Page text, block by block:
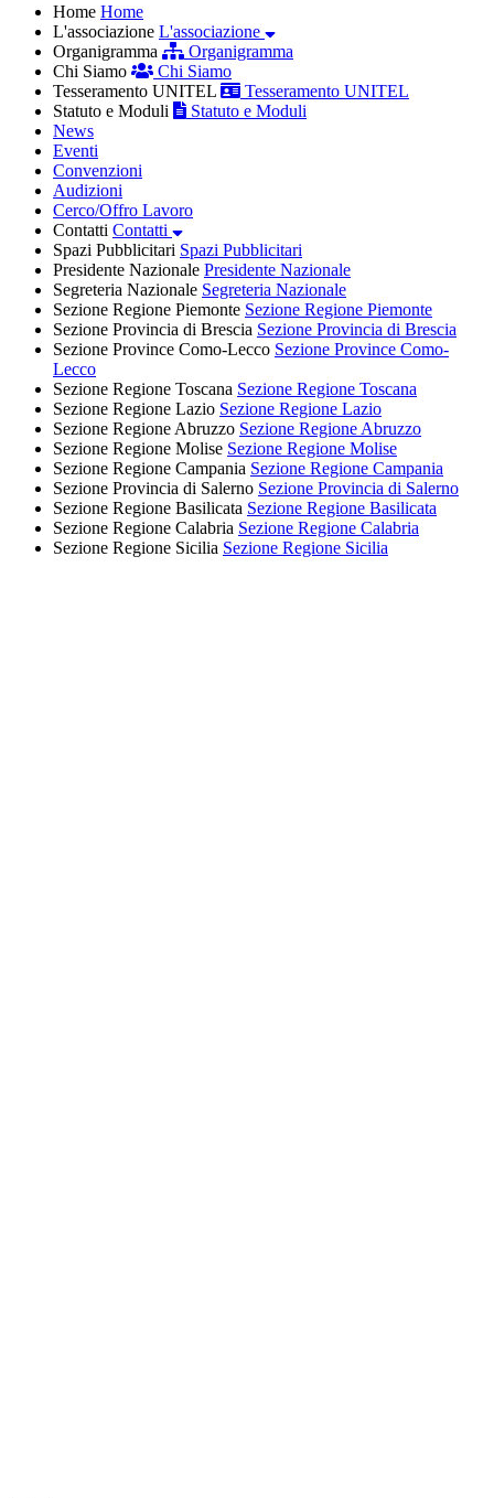
Home Home
L'associazione L'associazione
Organigramma
Organigramma
Chi Siamo
Chi Siamo
Tesseramento UNITEL
Tesseramento UNITEL
Statuto e Moduli
Statuto e Moduli
News
Eventi
Convenzioni
Audizioni
Cerco/Offro Lavoro
Contatti Contatti
Spazi Pubblicitari Spazi Pubblicitari
Presidente Nazionale Presidente Nazionale
Segreteria Nazionale Segreteria Nazionale
Sezione Regione Piemonte Sezione Regione Piemonte
Sezione Provincia di Brescia Sezione Provincia di Brescia
Sezione Province Como-Lecco Sezione Province Como-
Lecco
Sezione Regione Toscana Sezione Regione Toscana
Sezione Regione Lazio Sezione Regione Lazio
Sezione Regione Abruzzo Sezione Regione Abruzzo
Sezione Regione Molise Sezione Regione Molise
Sezione Regione Campania Sezione Regione Campania
Sezione Provincia di Salerno Sezione Provincia di Salerno
Sezione Regione Basilicata Sezione Regione Basilicata
Sezione Regione Calabria Sezione Regione Calabria
Sezione Regione Sicilia Sezione Regione Sicilia